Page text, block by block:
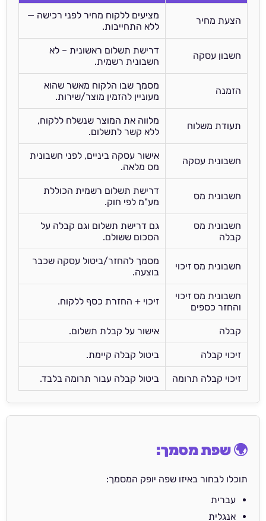
הצעת מחיר
מציעים ללקוח מחיר לפני רכישה —
ללא התחייבות.
חשבון עסקה
דרישת תשלום ראשונית – לא
חשבונית רשמית.
הזמנה
מסמך שבו הלקוח מאשר שהוא
מעוניין להזמין מוצר/שירות.
תעודת משלוח
מלווה את המוצר שנשלח ללקוח,
ללא קשר לתשלום.
חשבונית עסקה
אישור עסקה ביניים, לפני חשבונית
מס מלאה.
חשבונית מס
דרישת תשלום רשמית הכוללת
מע"מ לפי חוק.
חשבונית מס
קבלה
גם דרישת תשלום וגם קבלה על
הסכום ששולם.
חשבונית מס זיכוי
מסמך להחזר/ביטול עסקה שכבר
בוצעה.
חשבונית מס זיכוי
והחזר כספים
זיכוי + החזרת כסף ללקוח.
קבלה אישור על קבלת תשלום.
זיכוי קבלה ביטול קבלה קיימת.
זיכוי קבלה תרומה ביטול קבלה עבור תרומה בלבד.
🌍 שפת מסמך:
תוכלו לבחור באיזו שפה יופק המסמך:
עברית
אנגלית